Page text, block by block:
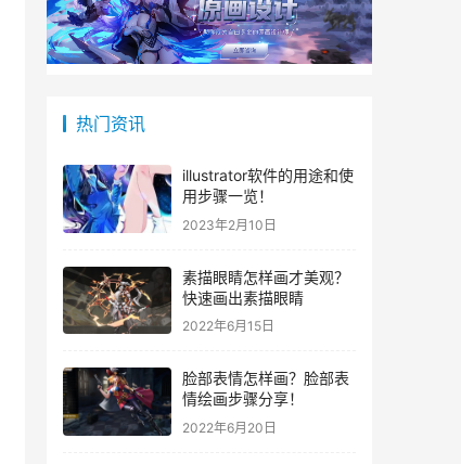
热门资讯
illustrator软件的用途和使
用步骤一览！
2023年2月10日
素描眼睛怎样画才美观？
快速画出素描眼睛
2022年6月15日
脸部表情怎样画？脸部表
情绘画步骤分享！
2022年6月20日